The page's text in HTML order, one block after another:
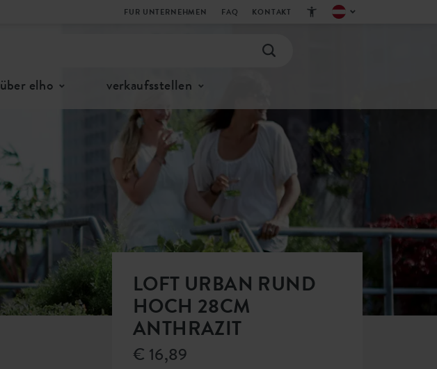
FUR UNTERNEHMEN FAQ KONTAKT
über elho verkaufsstellen
LOFT URBAN RUND
HOCH 28CM
ANTHRAZIT
€ 16,89